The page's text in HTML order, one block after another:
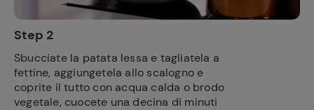
Step 2
Sbucciate la patata lessa e tagliatela a
fettine, aggiungetela allo scalogno e
coprite il tutto con acqua calda o brodo
vegetale, cuocete una decina di minuti